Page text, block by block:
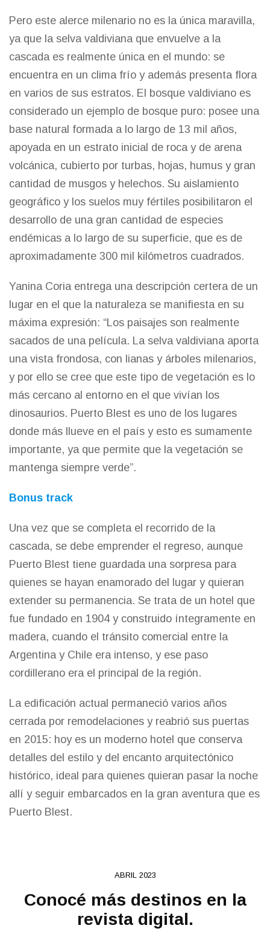
Pero este alerce milenario no es la única maravilla,
ya que la selva valdiviana que envuelve a la
cascada es realmente única en el mundo: se
encuentra en un clima frío y además presenta flora
en varios de sus estratos. El bosque valdiviano es
considerado un ejemplo de bosque puro: posee una
base natural formada a lo largo de 13 mil años,
apoyada en un estrato inicial de roca y de arena
volcánica, cubierto por turbas, hojas, humus y gran
cantidad de musgos y helechos. Su aislamiento
geográfico y los suelos muy fértiles posibilitaron el
desarrollo de una gran cantidad de especies
endémicas a lo largo de su superficie, que es de
aproximadamente 300 mil kilómetros cuadrados.
Yanina Coria entrega una descripción certera de un
lugar en el que la naturaleza se manifiesta en su
máxima expresión: “Los paisajes son realmente
sacados de una película. La selva valdiviana aporta
una vista frondosa, con lianas y árboles milenarios,
y por ello se cree que este tipo de vegetación es lo
más cercano al entorno en el que vivían los
dinosaurios. Puerto Blest es uno de los lugares
donde más llueve en el país y esto es sumamente
importante, ya que permite que la vegetación se
mantenga siempre verde”.
Bonus track
Una vez que se completa el recorrido de la
cascada, se debe emprender el regreso, aunque
Puerto Blest tiene guardada una sorpresa para
quienes se hayan enamorado del lugar y quieran
extender su permanencia. Se trata de un hotel que
fue fundado en 1904 y construido íntegramente en
madera, cuando el tránsito comercial entre la
Argentina y Chile era intenso, y ese paso
cordillerano era el principal de la región.
La edificación actual permaneció varios años
cerrada por remodelaciones y reabrió sus puertas
en 2015: hoy es un moderno hotel que conserva
detalles del estilo y del encanto arquitectónico
histórico, ideal para quienes quieran pasar la noche
allí y seguir embarcados en la gran aventura que es
Puerto Blest.
ABRIL 2023
Conocé más destinos en la
revista digital.